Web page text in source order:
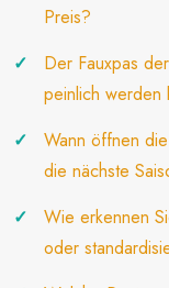
Preis?
Der Fauxpas
peinlich werden
Wann öffnen
die nächste
Wie erkennen
oder